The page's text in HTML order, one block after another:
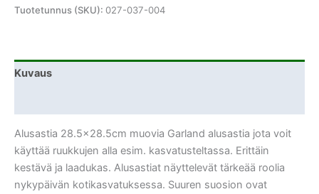
Tuotetunnus (SKU): 027-037-004
Kuvaus
Alusastia 28.5×28.5cm muovia Garland alusastia jota voit
käyttää ruukkujen alla esim. kasvatusteltassa. Erittäin
kestävä ja laadukas. Alusastiat näyttelevät tärkeää roolia
nykypäivän kotikasvatuksessa. Suuren suosion ovat